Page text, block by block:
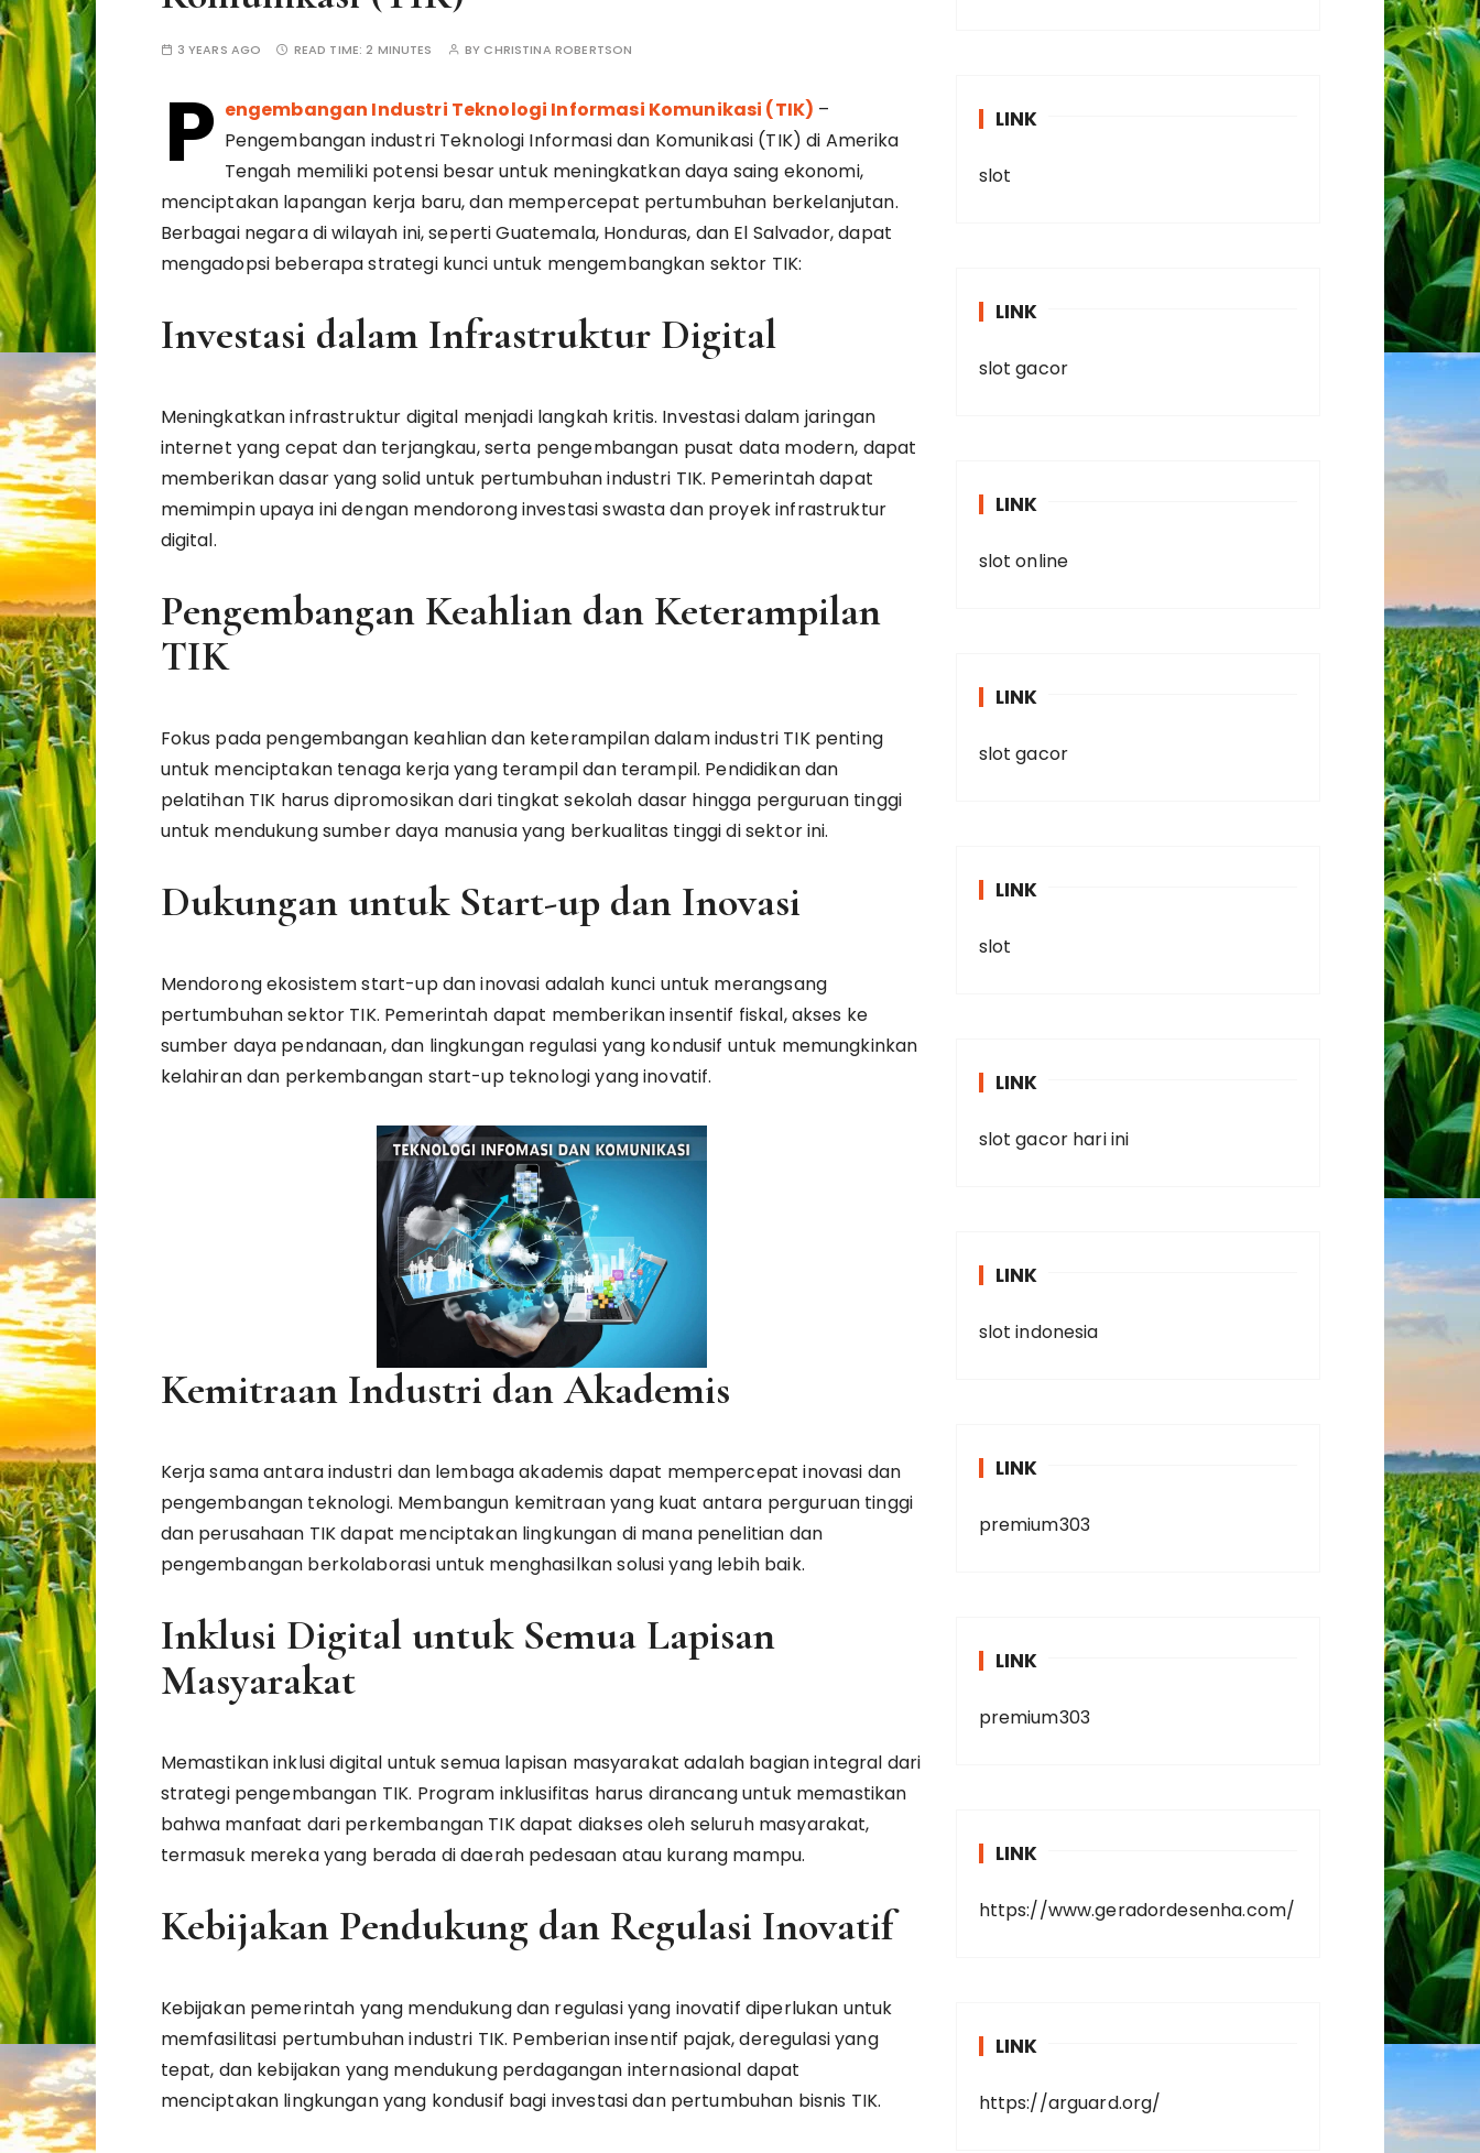
3 YEARS AGO READ TIME:2 MINUTES BY CHRISTINA ROBERTSON
P engembangan Industri Teknologi Informasi Komunikasi (TIK) –
Pengembangan industri Teknologi Informasi dan Komunikasi (TIK) di Amerika
Tengah memiliki potensi besar untuk meningkatkan daya saing ekonomi,
menciptakan lapangan kerja baru, dan mempercepat pertumbuhan berkelanjutan.
Berbagai negara di wilayah ini, seperti Guatemala, Honduras, dan El Salvador, dapat
mengadopsi beberapa strategi kunci untuk mengembangkan sektor TIK:
Investasi dalam Infrastruktur Digital
Meningkatkan infrastruktur digital menjadi langkah kritis. Investasi dalam jaringan
internet yang cepat dan terjangkau, serta pengembangan pusat data modern, dapat
memberikan dasar yang solid untuk pertumbuhan industri TIK. Pemerintah dapat
memimpin upaya ini dengan mendorong investasi swasta dan proyek infrastruktur
digital.
Pengembangan Keahlian dan Keterampilan
TIK
Fokus pada pengembangan keahlian dan keterampilan dalam industri TIK penting
untuk menciptakan tenaga kerja yang terampil dan terampil. Pendidikan dan
pelatihan TIK harus dipromosikan dari tingkat sekolah dasar hingga perguruan tinggi
untuk mendukung sumber daya manusia yang berkualitas tinggi di sektor ini.
Dukungan untuk Start-up dan Inovasi
Mendorong ekosistem start-up dan inovasi adalah kunci untuk merangsang
pertumbuhan sektor TIK. Pemerintah dapat memberikan insentif fiskal, akses ke
sumber daya pendanaan, dan lingkungan regulasi yang kondusif untuk memungkinkan
kelahiran dan perkembangan start-up teknologi yang inovatif.
Kemitraan Industri dan Akademis
Kerja sama antara industri dan lembaga akademis dapat mempercepat inovasi dan
pengembangan teknologi. Membangun kemitraan yang kuat antara perguruan tinggi
dan perusahaan TIK dapat menciptakan lingkungan di mana penelitian dan
pengembangan berkolaborasi untuk menghasilkan solusi yang lebih baik.
Inklusi Digital untuk Semua Lapisan
Masyarakat
Memastikan inklusi digital untuk semua lapisan masyarakat adalah bagian integral dari
strategi pengembangan TIK. Program inklusifitas harus dirancang untuk memastikan
bahwa manfaat dari perkembangan TIK dapat diakses oleh seluruh masyarakat,
termasuk mereka yang berada di daerah pedesaan atau kurang mampu.
Kebijakan Pendukung dan Regulasi Inovatif
Kebijakan pemerintah yang mendukung dan regulasi yang inovatif diperlukan untuk
memfasilitasi pertumbuhan industri TIK. Pemberian insentif pajak, deregulasi yang
tepat, dan kebijakan yang mendukung perdagangan internasional dapat
menciptakan lingkungan yang kondusif bagi investasi dan pertumbuhan bisnis TIK.
LINK
slot
LINK
slot gacor
LINK
slot online
LINK
slot gacor
LINK
slot
LINK
slot gacor hari ini
LINK
slot indonesia
LINK
premium303
LINK
premium303
LINK
https://www.geradordesenha.com/
LINK
https://arguard.org/